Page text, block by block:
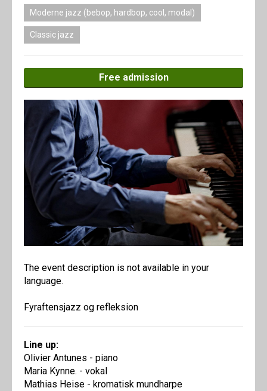
Moderne jazz (bebop, hardbop, cool, modal)
Classic jazz
Free admission
The event description is not available in your
language.
Fyraftensjazz og refleksion
Line up:
Olivier Antunes - piano
Maria Kynne. - vokal
Mathias Heise - kromatisk mundharpe